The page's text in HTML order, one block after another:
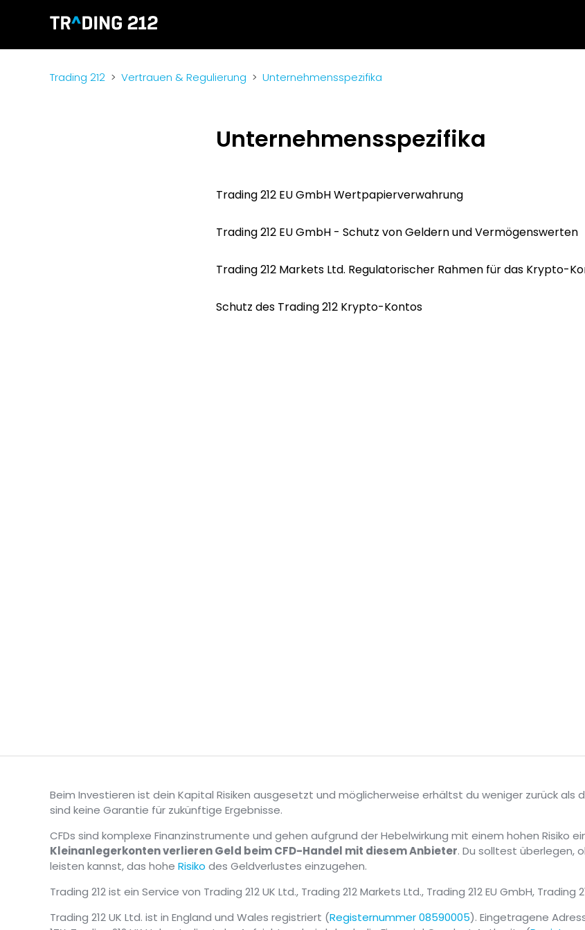
Trading 212 Vertrauen & Regulierung Unternehmensspezifika
Unternehmensspezifika
Trading 212 EU GmbH Wertpapierverwahrung
Trading 212 EU GmbH - Schutz von Geldern und Vermögenswerten
Trading 212 Markets Ltd. Regulatorischer Rahmen für das Krypto-
Schutz des Trading 212 Krypto-Kontos
Beim Investieren ist dein Kapital Risiken ausgesetzt und möglicherweise erhältst du weniger zurück als
sind keine Garantie für zukünftige Ergebnisse.
CFDs sind komplexe Finanzinstrumente und gehen aufgrund der Hebelwirkung mit einem hohen Risiko
Kleinanlegerkonten verlieren Geld beim CFD-Handel mit diesem Anbieter. Du solltest überlegen,
leisten kannst, das hohe Risiko des Geldverlustes einzugehen.
Trading 212 ist ein Service von Trading 212 UK Ltd., Trading 212 Markets Ltd., Trading 212 EU GmbH, Trading
Trading 212 UK Ltd. ist in England und Wales registriert (Registernummer 08590005). Eingetragene